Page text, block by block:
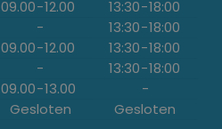
09.00-12.00 13:30-18:00
- 13:30-18:00
09.00-12.00 13:30-18:00
- 13:30-18:00
09.00-13.00
-
Gesloten Gesloten